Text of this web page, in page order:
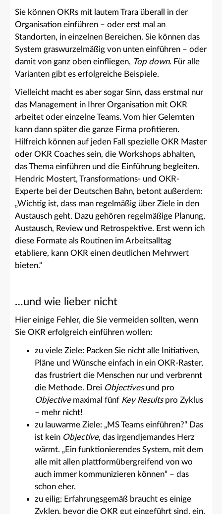
Sie können OKRs mit lautem Trara überall in der
Organisation einführen – oder erst mal an
Standorten, in einzelnen Bereichen. Sie können das
System graswurzelmäßig von unten einführen – oder
damit von ganz oben einfliegen, Top down. Für alle
Varianten gibt es erfolgreiche Beispiele.
Vielleicht macht es aber sogar Sinn, dass erstmal nur
das Management in Ihrer Organisation mit OKR
arbeitet oder einzelne Teams. Vom hier Gelernten
kann dann später die ganze Firma profitieren.
Hilfreich können auf jeden Fall spezielle OKR Master
oder OKR Coaches sein, die Workshops abhalten,
das Thema einführen und die Einführung begleiten.
Hendric Mostert, Transformations- und OKR-
Experte bei der Deutschen Bahn, betont außerdem:
„Wichtig ist, dass man regelmäßig über Ziele in den
Austausch geht. Dazu gehören regelmäßige Planung,
Austausch, Review und Retrospektive. Erst wenn ich
diese Formate als Routinen im Arbeitsalltag
etabliere, kann OKR einen deutlichen Mehrwert
bieten.“
…und wie lieber nicht
Hier einige Fehler, die Sie vermeiden sollten, wenn
Sie OKR erfolgreich einführen wollen:
zu viele Ziele: Packen Sie nicht alle Initiativen,
Pläne und Wünsche einfach in ein OKR-Raster,
das frustriert die Menschen nur und verbrennt
die Methode. Drei Objectivesund pro
Objective maximal fünf Key Resultspro Zyklus
– mehr nicht!
zu lauwarme Ziele: „MS Teams einführen?“ Das
ist kein Objective, das irgendjemandes Herz
wärmt. „Ein funktionierendes System, mit dem
alle mit allen plattformübergreifend von wo
auch immer kommunizieren können“ – das
schon eher.
zu eilig: Erfahrungsgemäß braucht es einige
Zyklen, bevor die OKR gut eingeführt sind, ein,